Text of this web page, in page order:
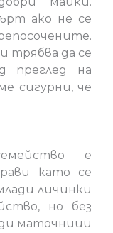
ако не се
трябва да се
преглед на
сигурни, че
е
като се
личинки
но без
маточници